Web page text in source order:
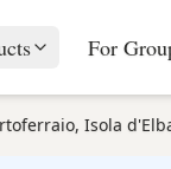
For
Isola